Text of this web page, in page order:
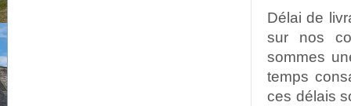
Délai de
sur nos
sommes
temps
ces délais